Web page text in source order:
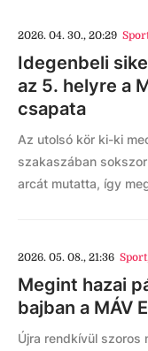
2026. 04. 30., 20:29
Idegenbeli
az 5. helyre a
csapata
Az utolsó kör ki-ki
szakaszában
arcát mutatta, így
2026. 05. 08., 21:36 Sport
Megint hazai
bajban a MÁV
Újra rendkívül szoros